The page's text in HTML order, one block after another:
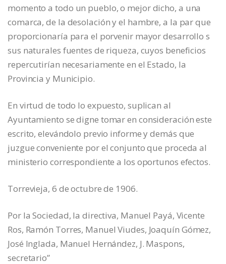
momento a todo un pueblo, o mejor dicho, a una
comarca, de la desolación y el hambre, a la par que
proporcionaría para el porvenir mayor desarrollo s
sus naturales fuentes de riqueza, cuyos beneficios
repercutirían necesariamente en el Estado, la
Provincia y Municipio.
En virtud de todo lo expuesto, suplican al
Ayuntamiento se digne tomar en consideración este
escrito, elevándolo previo informe y demás que
juzgue conveniente por el conjunto que proceda al
ministerio correspondiente a los oportunos efectos.
Torrevieja, 6 de octubre de 1906.
Por la Sociedad, la directiva, Manuel Payá, Vicente
Ros, Ramón Torres, Manuel Viudes, Joaquín Gómez,
José Inglada, Manuel Hernández, J. Maspons,
secretario”